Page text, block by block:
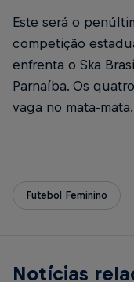
Este será o
competição
enfrenta o Ska
Parnaíba. Os
vaga no mata-mata.
Futebol Feminino
Notícias